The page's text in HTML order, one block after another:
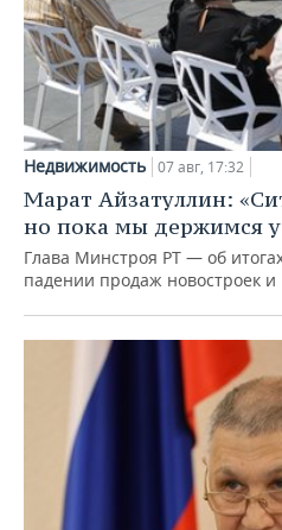
Недвижимость 07 авг, 17:32
Марат Айзатуллин:
но пока мы держимся
Глава Минстроя РТ — об
падении продаж новостроек и